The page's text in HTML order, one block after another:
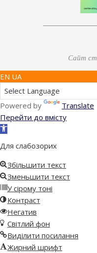
Сайт
EN UA
Powered by
Translate
Перейти до вмісту
Відкрити
інструментів
Для слабозорих
Збільшити текст
Зменьшити текст
У сірому тоні
Контраст
Негатив
Світлий фон
Виділити посилання
Жирний шрифт